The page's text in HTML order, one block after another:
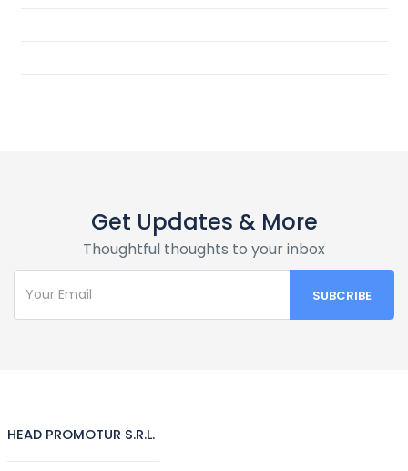
Get Updates & More
Thoughtful thoughts to your inbox
HEAD PROMOTUR S.R.L.